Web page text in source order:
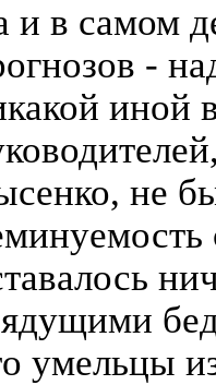
и в самом
-
иной
не
умельцы